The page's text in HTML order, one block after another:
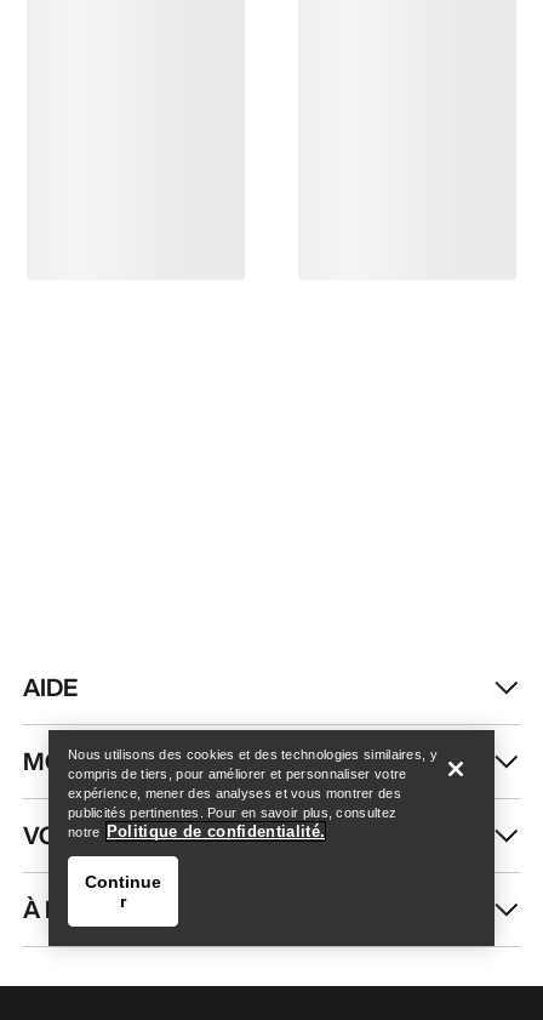
Trouver un magasin Help
AIDE
MON COMPTE
VOIR PLUS
À PROPOS DE NOUS
Nous utilisons des cookies et des technologies similaires, y
compris de tiers, pour améliorer et personnaliser votre
expérience, mener des analyses et vous montrer des
publicités pertinentes. Pour en savoir plus, consultez
notre
Politique de confidentialité.
Continue
r